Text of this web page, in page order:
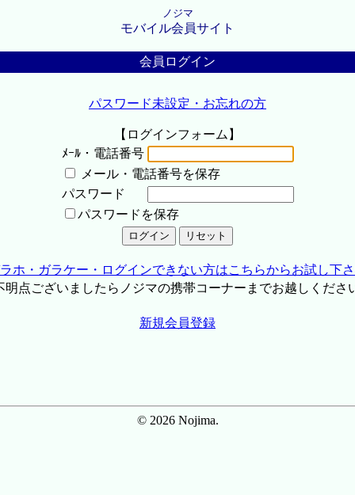
ノジマ
モバイル会員サイト
会員ログイン
パスワード未設定・お忘れの方
【ログインフォーム】
ﾒｰﾙ・電話番号
メール・電話番号を保存
パスワード
パスワードを保存
ホ・ガラケー・ログインできない方はこちらからお試し下
点ございましたらノジマの携帯コーナーまでお越しくださ
新規会員登録
© 2026 Nojima.